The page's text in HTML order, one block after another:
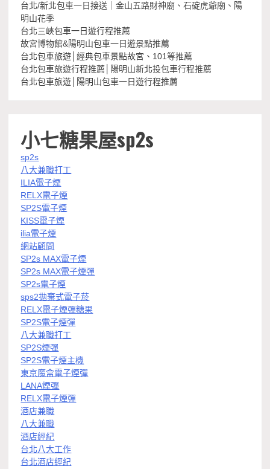
台北/新北包車一日接送｜金山五路財神廟、石碇虎爺廟、陽
明山花季
台北三峽包車一日遊行程推薦
故宮博物館&陽明山包車一日遊景點推薦
台北包車旅遊│經典包車景點故宮、101等推薦
台北包車旅遊行程推薦│陽明山新北投包車行程推薦
台北包車旅遊│陽明山包車一日遊行程推薦
小七糖果屋sp2s
sp2s
八大兼職打工
ILIA電子煙
RELX電子煙
SP2S電子煙
KISS電子煙
ilia電子煙
網站顧問
SP2s MAX電子煙
SP2s MAX電子煙彈
SP2s電子煙
sps2拋棄式電子菸
RELX電子煙彈糖果
SP2S電子煙彈
八大兼職打工
SP2S煙彈
SP2S電子煙主機
東京魔盒電子煙彈
LANA煙彈
RELX電子煙彈
酒店兼職
八大兼職
酒店經紀
台北八大工作
台北酒店經紀